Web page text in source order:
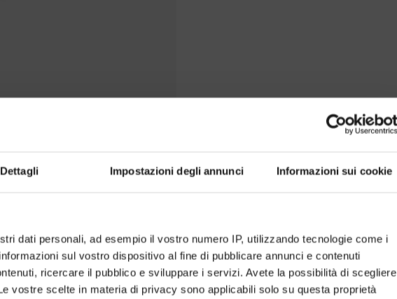
Dettagli Impostazioni degli annunci Informazioni sui cookie
dati personali, ad esempio il vostro numero IP, utilizzando tecnologie come i
sul vostro dispositivo al fine di pubblicare annunci e contenuti
ricercare il pubblico e sviluppare i servizi. Avete la possibilità di scegliere
vostre scelte in materia di privacy sono applicabili solo su questa proprietà